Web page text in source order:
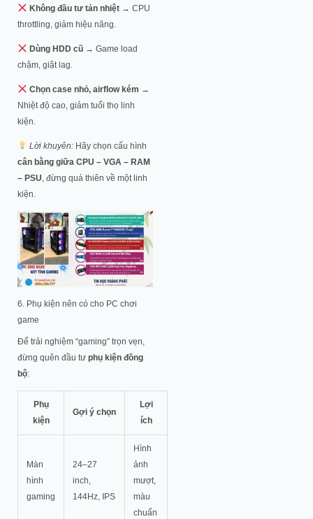
Không đầu tư tản nhiệt→ CPU
throttling, giảm hiệu năng.
Dùng HDD cũ→ Game load
chậm, giật lag.
Chọn case nhỏ, airflow kém →
Nhiệt độ cao, giảm tuổi thọ linh
kiện.
Lời khuyên:Hãy chọn cấu hình
cân bằng giữa CPU – VGA – RAM
– PSU , đừng quá thiên về một linh
kiện.
6. Phụ kiện nên có cho PC chơi
game
Để trải nghiệm “gaming” trọn vẹn,
đừng quên đầu tư phụ kiện đồng
bộ:
Phụ
kiện
Gợi ý chọn
Lợi
ích
Màn
hình
gaming
24–27
inch,
144Hz, IPS
Hình
ảnh
mượt,
màu
chuẩn